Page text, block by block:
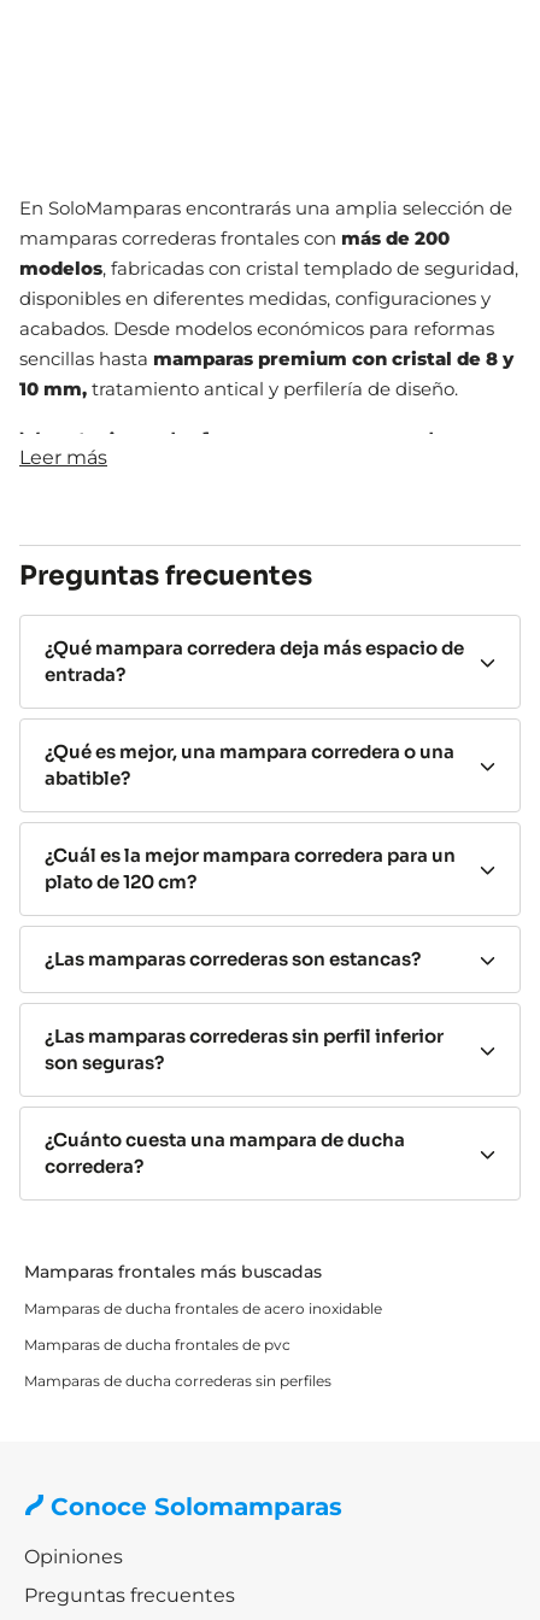
En SoloMamparas encontrarás una amplia selección de
mamparas correderas frontales con más de 200
modelos, fabricadas con cristal templado de seguridad,
disponibles en diferentes medidas, configuraciones y
acabados. Desde modelos económicos para reformas
sencillas hasta mamparas premium con cristal de 8 y
10 mm, tratamiento antical y perfilería de diseño.
Ventajas de las mamparas de
mercado por una razón: combinan
No ocupan espacio exterior
Laspuertas se deslizan sobre guías sin necesidad de
apertura hacia fuera,permitiendo instalar la mampara
incluso cuando el lavabo, el inodoro o un mueble están
muy próximos al plato de ducha.
Máxima estanqueidad
Gracias a sus sistemas de cierre y perfiles de sellado, son
una de las
salpicaduras y mantener el baño seco.
Fácil limpieza
sistemas de liberación de puertasque facilitan la
limpieza de cristales y guías.
Amplia variedad de diseños
Existen mamparas correderas para todos los estilos de
baño:minimalistas, industriales, modernos, clásicos
Cristal templado de seguridad
Todos nuestros modelos están fabricados con
templado resistente a golpes,
temperatura y uso intensivo.
Mamparas de 1 hoja fija + 1 corredera
Las
una de lasopciones más vendidas por su equilibrio
Leer más
Preguntas frecuentes
¿Qué mampara corredera deja más espacio de
entrada?
¿Qué es mejor, una mampara corredera o una
abatible?
¿Cuál es la mejor mampara corredera para un
plato de 120 cm?
¿Las mamparas correderas son estancas?
¿Las mamparas correderas sin perfil inferior
son seguras?
¿Cuánto cuesta una mampara de ducha
corredera?
Mamparas frontales más buscadas
Mamparas de ducha frontales de acero inoxidable
Mamparas de ducha frontales de pvc
Mamparas de ducha correderas sin perfiles​
Conoce Solomamparas
Opiniones
Preguntas frecuentes